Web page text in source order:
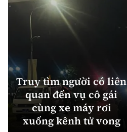
Truy tìm người có liên
quan đến vụ cô gái
cùng xe máy rơi
xuống kênh tử vong